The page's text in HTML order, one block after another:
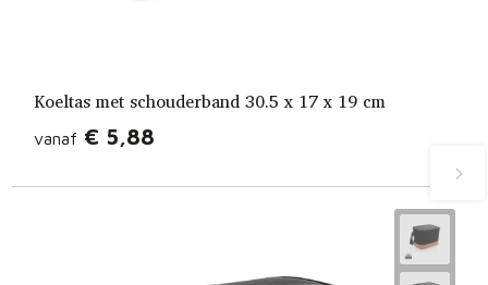
Koeltas met schouderband 30.5 x 17 x 19 cm
vanaf € 5,88